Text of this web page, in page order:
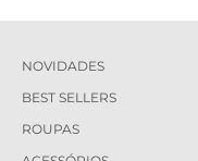
NOVIDADES
BEST SELLERS
ROUPAS